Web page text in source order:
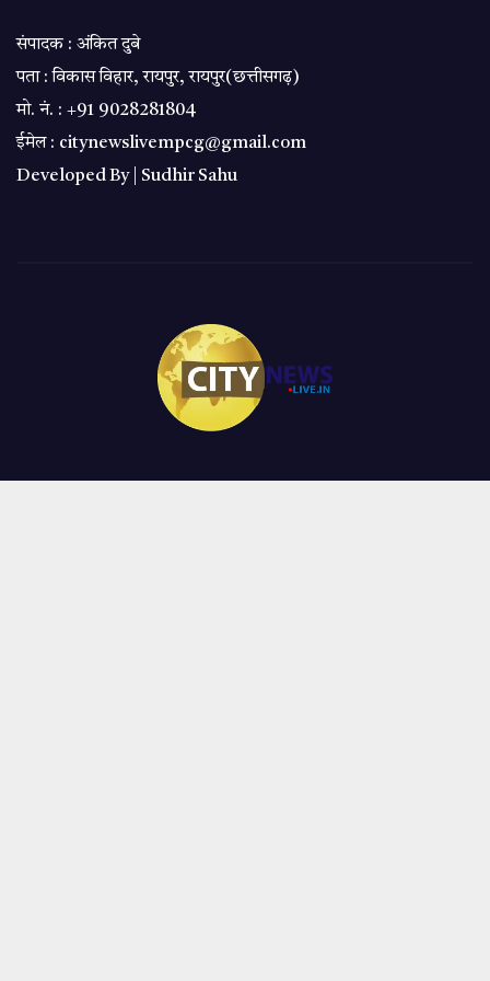
संपादक : अंकित दुबे
पता : विकास विहार, रायपुर, रायपुर(छत्तीसगढ़)
मो. नं. : +91 9028281804
ईमेल : citynewslivempcg@gmail.com
Developed By | Sudhir Sahu